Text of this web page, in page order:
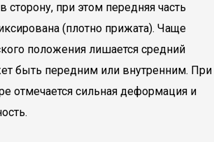
сторону, при этом передняя часть
(плотно прижата). Чаще
положения лишается средний
быть передним или внутренним. При
отмечается сильная деформация и